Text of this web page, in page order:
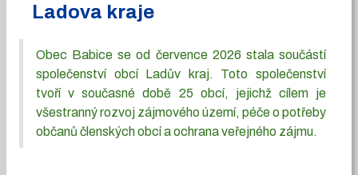
Ladova kraje
Obec Babice se od července 2026 stala součástí
společenství obcí Ladův kraj. Toto společenství
tvoří v současné době 25 obcí, jejichž cílem je
všestranný rozvoj zájmového území, péče o potřeby
občanů členských obcí a ochrana veřejného zájmu.